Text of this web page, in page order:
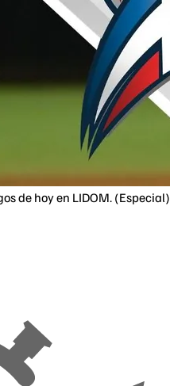
de hoy en LIDOM. (Especial)